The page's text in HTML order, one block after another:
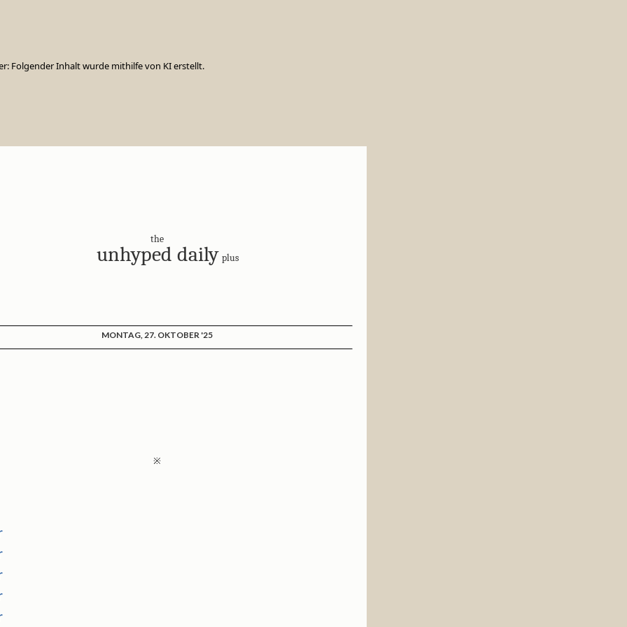
Folgender Inhalt wurde mithilfe von KI erstellt.
the
unhyped daily plus
MONTAG, 27. OKTOBER '25
※